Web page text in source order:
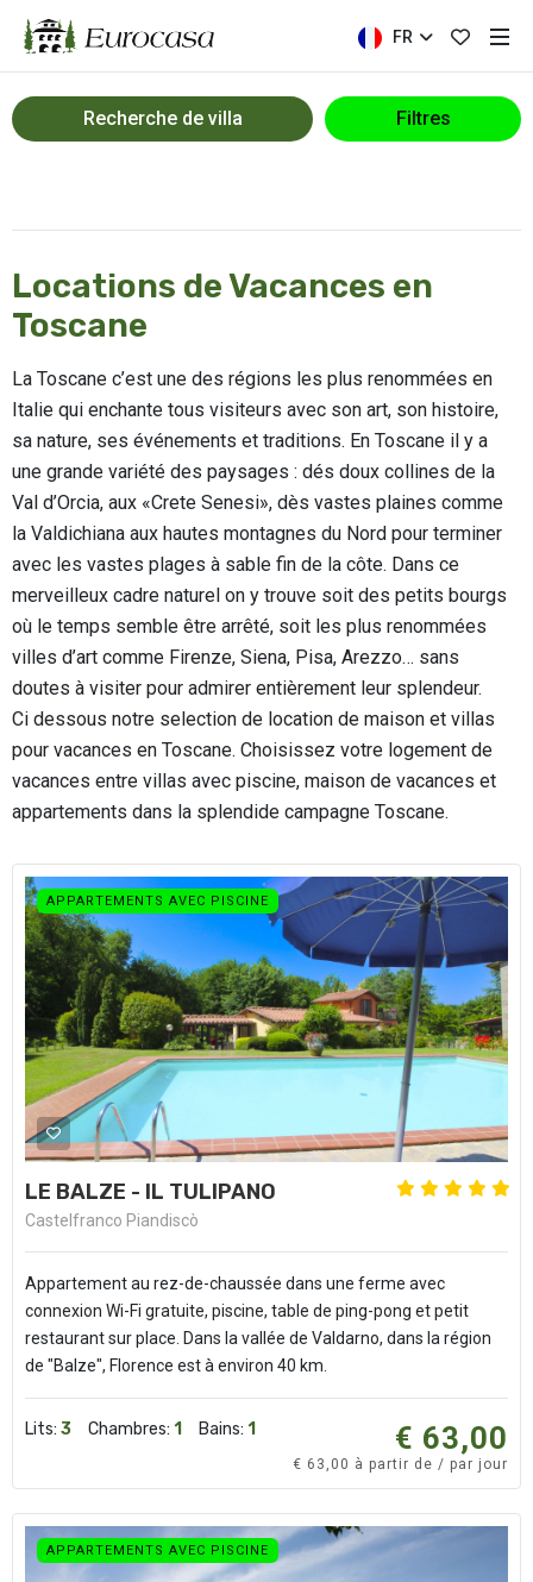
FR
Recherche de villa Filtres
Locations de Vacances en
Toscane
La Toscane c’est une des régions les plus renommées en
Italie qui enchante tous visiteurs avec son art, son histoire,
sa nature, ses événements et traditions. En Toscane il y a
une grande variété des paysages : dés doux collines de la
Val d’Orcia, aux «Crete Senesi», dès vastes plaines comme
la Valdichiana aux hautes montagnes du Nord pour terminer
avec les vastes plages à sable fin de la côte. Dans ce
merveilleux cadre naturel on y trouve soit des petits bourgs
où le temps semble être arrêté, soit les plus renommées
villes d’art comme Firenze, Siena, Pisa, Arezzo… sans
doutes à visiter pour admirer entièrement leur splendeur.
Ci dessous notre selection de location de maison et villas
pour vacances en Toscane. Choisissez votre logement de
vacances entre villas avec piscine, maison de vacances et
appartements dans la splendide campagne Toscane.
APPARTEMENTS AVEC PISCINE
LE BALZE - IL TULIPANO
Castelfranco Piandiscò
Appartement au rez-de-chaussée dans une ferme avec
connexion Wi-Fi gratuite, piscine, table de ping-pong et petit
restaurant sur place. Dans la vallée de Valdarno, dans la région
de "Balze", Florence est à environ 40 km.
Lits: 3 Chambres: 1 Bains: 1 € 63,00
€ 63,00 à partir de / par jour
APPARTEMENTS AVEC PISCINE